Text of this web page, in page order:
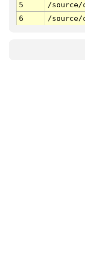
5
/source/
6
/source/